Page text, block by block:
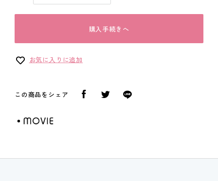
購入手続きへ
お気に入りに追加
この商品をシェア